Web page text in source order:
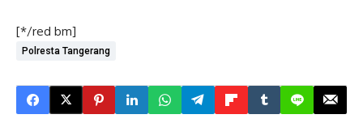
[*/red bm]
Polresta Tangerang